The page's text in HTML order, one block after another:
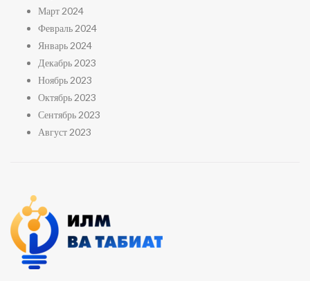
Март 2024
Февраль 2024
Январь 2024
Декабрь 2023
Ноябрь 2023
Октябрь 2023
Сентябрь 2023
Август 2023